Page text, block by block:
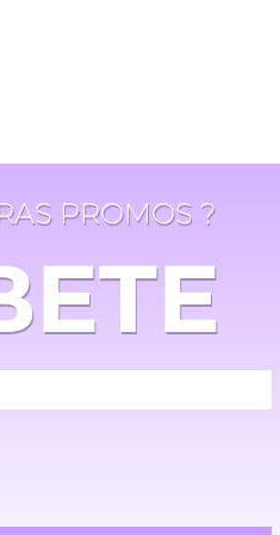
PROMOS ?